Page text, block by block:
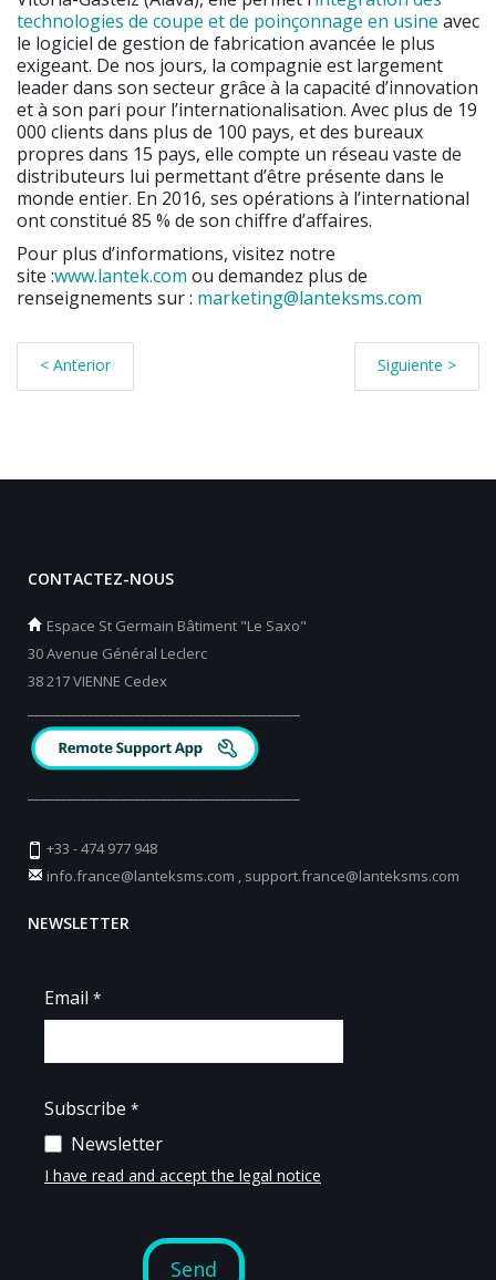
technologies de coupe et de poinçonnage en usine avec
le logiciel de gestion de fabrication avancée le plus
exigeant. De nos jours, la compagnie est largement
leader dans son secteur grâce à la capacité d’innovation
et à son pari pour l’internationalisation. Avec plus de 19
000 clients dans plus de 100 pays, et des bureaux
propres dans 15 pays, elle compte un réseau vaste de
distributeurs lui permettant d’être présente dans le
monde entier. En 2016, ses opérations à l’international
ont constitué 85 % de son chiffre d’affaires.
Pour plus d’informations, visitez notre
site :www.lantek.com ou demandez plus de
renseignements sur : marketing@lanteksms.com
< Anterior Siguiente >
CONTACTEZ-NOUS
Espace St Germain Bâtiment "Le Saxo"
30 Avenue Général Leclerc
38 217 VIENNE Cedex
+33 - 474 977 948
info.france@lanteksms.com , support.france@lanteksms.com
NEWSLETTER